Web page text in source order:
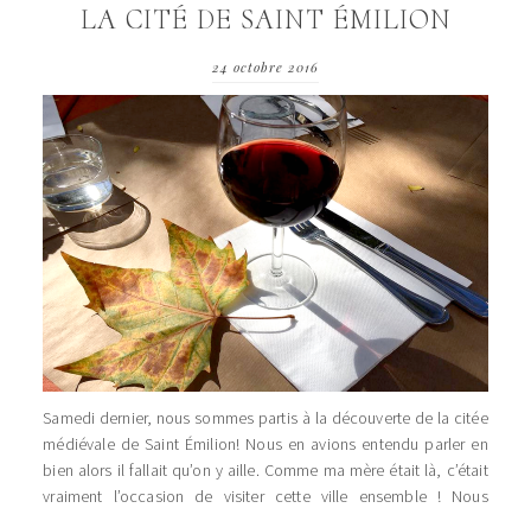
LA CITÉ DE SAINT ÉMILION
24 octobre 2016
Samedi dernier, nous sommes partis à la découverte de la citée
médiévale de Saint Émilion! Nous en avions entendu parler en
bien alors il fallait qu’on y aille. Comme ma mère était là, c’était
vraiment l’occasion de visiter cette ville ensemble ! Nous